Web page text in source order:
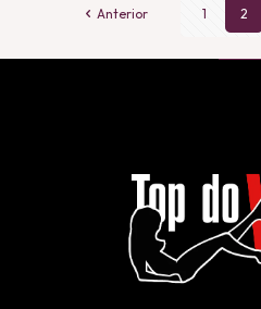
Anterior 1 2